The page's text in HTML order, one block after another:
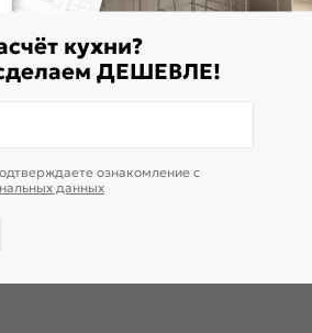
Шкаф нижний бутылочница
Фьюжн Stormy Silk/Дуб Вотан
Доставим
Шкаф
Антрацит
В
кухни?
ДЕШЕВЛЕ!
ознакомление c
данных